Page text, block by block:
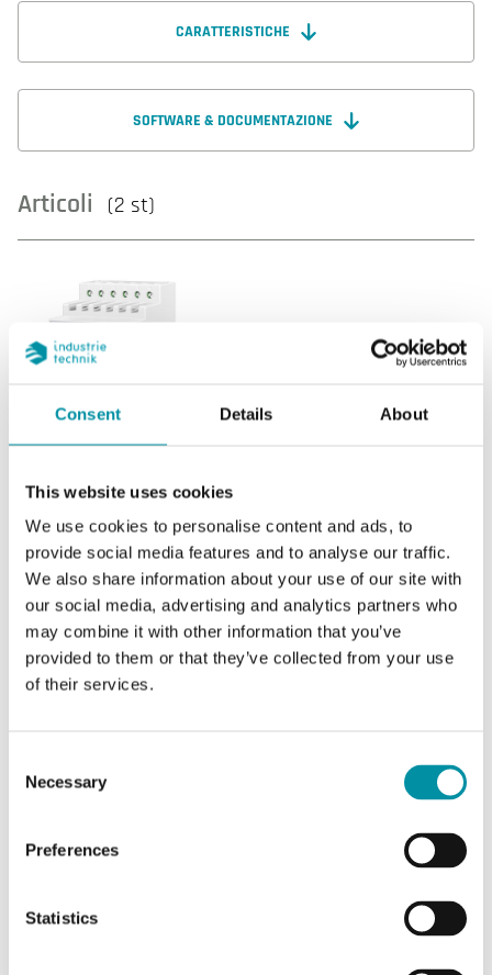
Consent Details About
This website uses cookies
We use cookies to personalise content and ads, to
provide social media features and to analyse our traffic.
We also share information about your use of our site with
our social media, advertising and analytics partners who
may combine it with other information that you’ve
provided to them or that they’ve collected from your use
of their services.
Selection
Necessary
Preferences
Statistics
CARATTERISTICHE
SOFTWARE & DOCUMENTAZIONE
Articoli (2 st)
CABV24-S-300/D
Unità di controllo con allarme di servizio
Tensione di alimentazione
24 V AC/DC
Uscite allarme
Un contatto in scambio (fumo), un contatto
di chiusura (fumo), un contatto di chiusura
(servizio)